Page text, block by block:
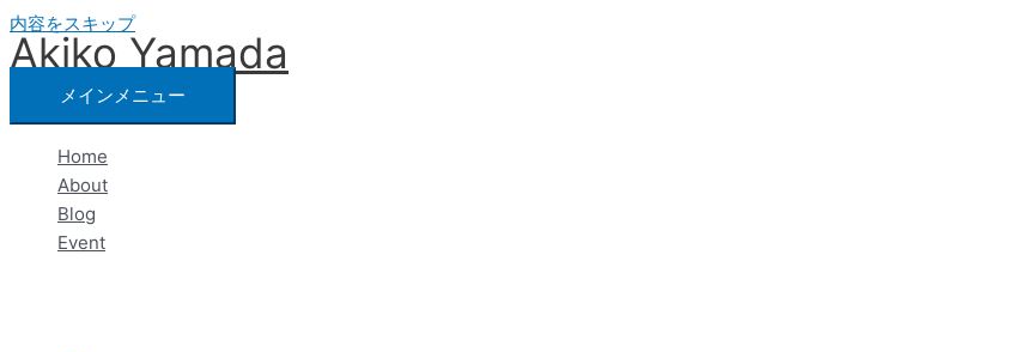
内容をスキップ
Akiko Yamada
メインメニュー
Home
About
Blog
Event